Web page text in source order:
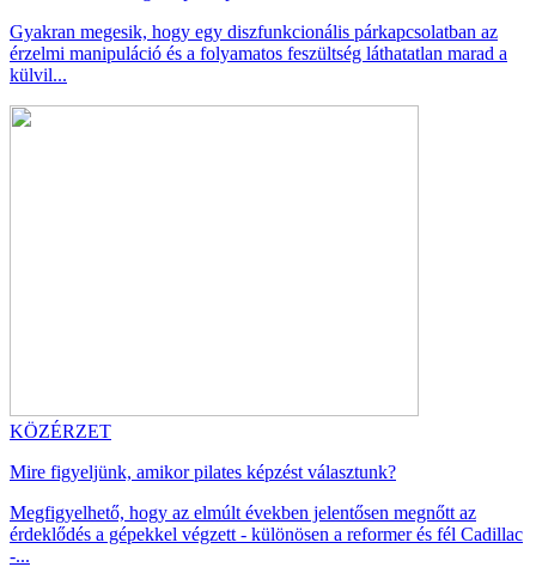
Gyakran megesik, hogy egy diszfunkcionális párkapcsolatban az
érzelmi manipuláció és a folyamatos feszültség láthatatlan marad a
külvil...
KÖZÉRZET
Mire figyeljünk, amikor pilates képzést választunk?
Megfigyelhető, hogy az elmúlt években jelentősen megnőtt az
érdeklődés a gépekkel végzett - különösen a reformer és fél Cadillac
-...